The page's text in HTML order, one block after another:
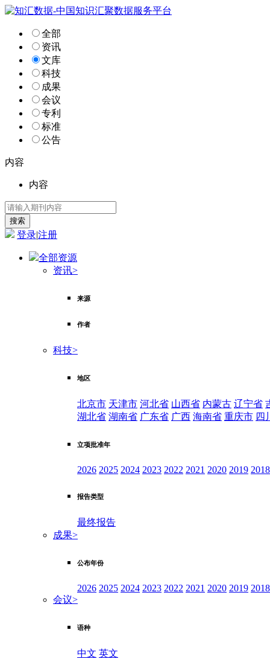
全部
资讯
文库
科技
成果
会议
专利
标准
公告
内容
内容
登录|注册
全部资源
资讯>
来源
作者
科技>
地区
北京市 天津市 河北省 山西省 内蒙古 辽宁省
湖北省 湖南省 广东省 广西 海南省 重庆市 四
立项批准年
2026 2025 2024 2023 2022 2021 2020 2019 2018
报告类型
最终报告
成果>
公布年份
2026 2025 2024 2023 2022 2021 2020 2019 2018
会议>
语种
中文 英文